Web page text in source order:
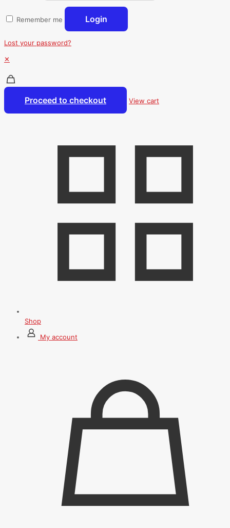
Remember me Login
Lost your password?
✕
Proceed to checkout View cart
Shop
My account